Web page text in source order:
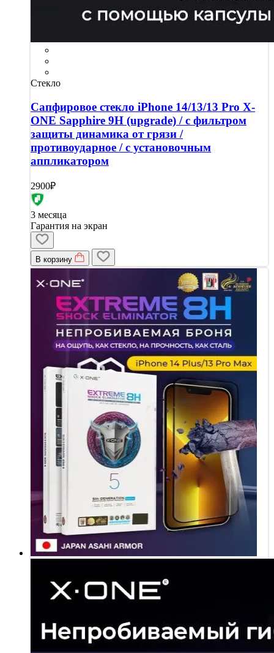
Стекло
Сапфировое стекло iPhone 14/13/13 Pro X-
ONE Sapphire 9H (upgrade) / с фильтром
защиты динамика от грязи /
противоударное / с установочным
аппликатором
2900₽
3 месяца
Гарантия на экран
В корзину